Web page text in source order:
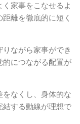
く家事をこなせるよ
離を徹底的に短く
りながら家事ができ
的につながる配置が
をなくし、身体的な
結する動線が理想で